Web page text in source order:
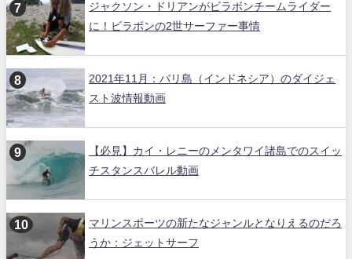
ジャクソン・ドリアンがビラボンチームライダー
に！ビラボンの2世サーファー事情
2021年11月：バリ島（インドネシア）のダイジェ
スト波情報動画
【必見】カイ・レニーのメンタワイ諸島でのスイッ
チスタンスバレル動画
マリンスポーツの新たなジャンルとなりえるのだろ
うか：ジェットサーフ